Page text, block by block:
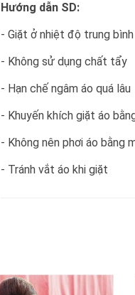
Hướng dẫn SD:
- Giặt ở nhiệt độ trung bình
- Không sử dụng chất tẩy
- Hạn chế ngâm áo quá lâu
- Khuyến khích giặt áo
- Không nên phơi áo bằng
- Tránh vắt áo khi giặt